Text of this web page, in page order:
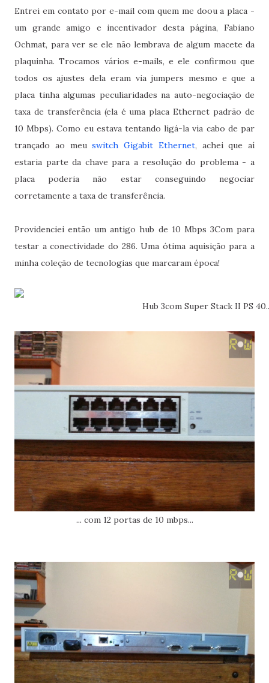
Entrei em contato por e-mail com quem me doou a placa -
um grande amigo e incentivador desta página, Fabiano
Ochmat, para ver se ele não lembrava de algum macete da
plaquinha. Trocamos vários e-mails, e ele confirmou que
todos os ajustes dela eram via jumpers mesmo e que a
placa tinha algumas peculiaridades na auto-negociação de
taxa de transferência (ela é uma placa Ethernet padrão de
10 Mbps). Como eu estava tentando ligá-la via cabo de par
trançado ao meuswitch Gigabit Ethernet, achei que aí
estaria parte da chave para a resolução do problema - a
placa poderia não estar conseguindo negociar
corretamente a taxa de transferência.
Providenciei então um antigo hub de 10 Mbps 3Com para
testar a conectividade do 286. Uma ótima aquisição para a
minha coleção de tecnologias que marcaram época!
Hub 3com Super Stack II PS
... com 12 portas de 10 mbps...